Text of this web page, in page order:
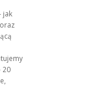
jak
20